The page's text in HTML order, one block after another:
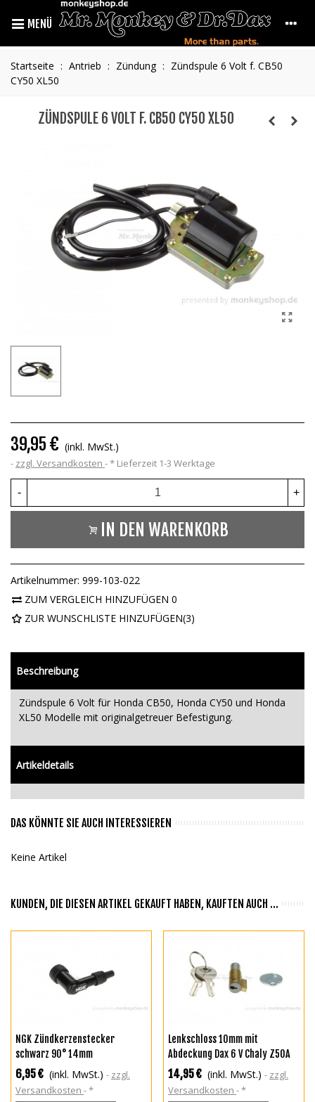
MENÜ
Startseite : Antrieb : Zündung : Zündspule 6 Volt f. CB50
CY50 XL50
ZÜNDSPULE 6 VOLT F. CB50 CY50 XL50
39,95 € (inkl. MwSt.)
zzgl. Versandkosten * Lieferzeit 1-3 Werktage
- +
IN DEN WARENKORB
Artikelnummer: 999-103-022
ZUM VERGLEICH HINZUFÜGEN 0
ZUR WUNSCHLISTE HINZUFÜGEN(3)
Beschreibung
Zündspule 6 Volt für Honda CB50, Honda CY50 und Honda
XL50 Modelle mit originalgetreuer Befestigung.
Artikeldetails
DAS KÖNNTE SIE AUCH INTERESSIEREN
Keine Artikel
KUNDEN, DIE DIESEN ARTIKEL GEKAUFT HABEN, KAUFTEN AUCH ...
NGK Zündkerzenstecker
schwarz 90° 14mm
6,95 € (inkl. MwSt.)
zzgl.
Versandkosten
*
Lenkschloss 10mm mit
Abdeckung Dax 6 V Chaly Z50A
Z50J1 CB CY 50
14,95 € (inkl. MwSt.)
zzgl.
Versandkosten
*